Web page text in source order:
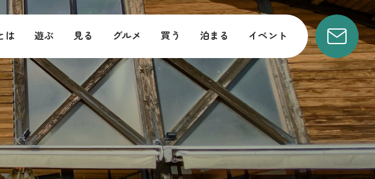
は 遊ぶ 見る グルメ 買う 泊まる イベント